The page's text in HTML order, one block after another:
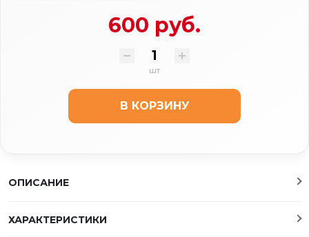
600 руб.
шт
В КОРЗИНУ
ОПИСАНИЕ
ХАРАКТЕРИСТИКИ